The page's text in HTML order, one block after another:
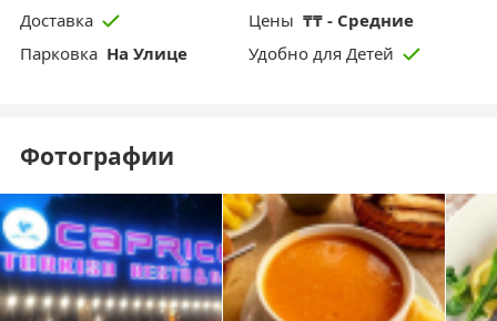
Доставка
Цены ₸₸ - Средние
Парковка На Улице Удобно для Детей
Фотографии